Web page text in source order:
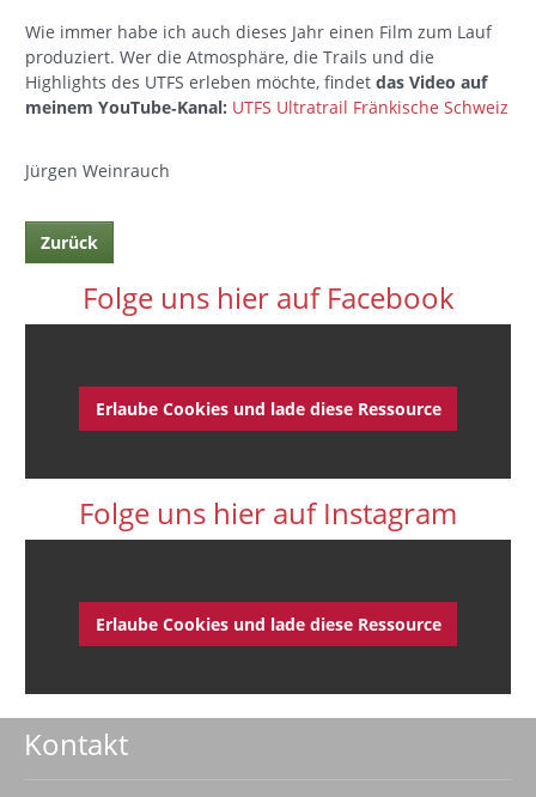
Wie immer habe ich auch dieses Jahr einen Film zum Lauf
produziert. Wer die Atmosphäre, die Trails und die
Highlights des UTFS erleben möchte, findet das Video auf
meinem YouTube‑Kanal: UTFS Ultratrail Fränkische Schweiz
Jürgen Weinrauch
Zurück
Folge uns hier auf Facebook
Erlaube Cookies und lade diese Ressource
Folge uns hier auf Instagram
Erlaube Cookies und lade diese Ressource
Kontakt